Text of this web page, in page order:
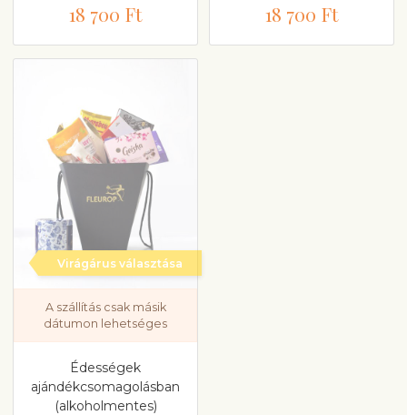
18 700 Ft 18 700 Ft
Virágárus választása
A szállítás csak másik
dátumon lehetséges
Édességek
ajándékcsomagolásban
(alkoholmentes)